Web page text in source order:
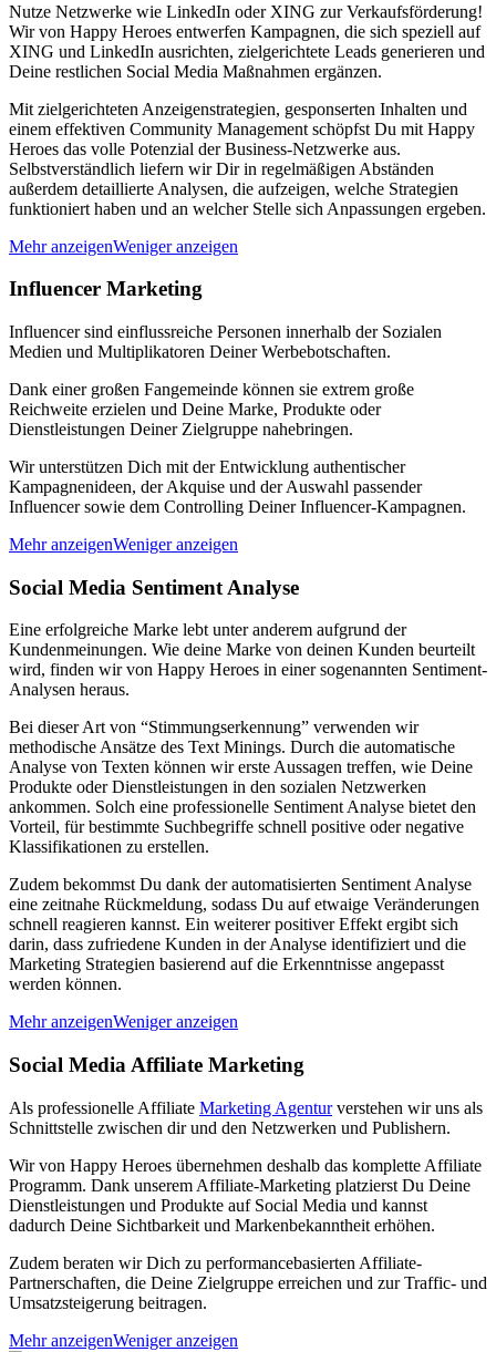
Nutze Netzwerke wie LinkedIn oder XING zur Verkaufsförderung!
Wir von Happy Heroes entwerfen Kampagnen, die sich speziell auf
XING und LinkedIn ausrichten, zielgerichtete Leads generieren und
Deine restlichen Social Media Maßnahmen ergänzen.
Mit zielgerichteten Anzeigenstrategien, gesponserten Inhalten und
einem effektiven Community Management schöpfst Du mit Happy
Heroes das volle Potenzial der Business-Netzwerke aus.
Selbstverständlich liefern wir Dir in regelmäßigen Abständen
außerdem detaillierte Analysen, die aufzeigen, welche Strategien
funktioniert haben und an welcher Stelle sich Anpassungen ergeben.
Mehr anzeigenWeniger anzeigen
Influencer Marketing
Influencer sind einflussreiche Personen innerhalb der Sozialen
Medien und Multiplikatoren Deiner Werbebotschaften.
Dank einer großen Fangemeinde können sie extrem große
Reichweite erzielen und Deine Marke, Produkte oder
Dienstleistungen Deiner Zielgruppe nahebringen.
Wir unterstützen Dich mit der Entwicklung authentischer
Kampagnenideen, der Akquise und der Auswahl passender
Influencer sowie dem Controlling Deiner Influencer-Kampagnen.
Mehr anzeigenWeniger anzeigen
Social Media Sentiment Analyse
Eine erfolgreiche Marke lebt unter anderem aufgrund der
Kundenmeinungen. Wie deine Marke von deinen Kunden beurteilt
wird, finden wir von Happy Heroes in einer sogenannten Sentiment-
Analysen heraus.
Bei dieser Art von “Stimmungserkennung” verwenden wir
methodische Ansätze des Text Minings. Durch die automatische
Analyse von Texten können wir erste Aussagen treffen, wie Deine
Produkte oder Dienstleistungen in den sozialen Netzwerken
ankommen. Solch eine professionelle Sentiment Analyse bietet den
Vorteil, für bestimmte Suchbegriffe schnell positive oder negative
Klassifikationen zu erstellen.
Zudem bekommst Du dank der automatisierten Sentiment Analyse
eine zeitnahe Rückmeldung, sodass Du auf etwaige Veränderungen
schnell reagieren kannst. Ein weiterer positiver Effekt ergibt sich
darin, dass zufriedene Kunden in der Analyse identifiziert und die
Marketing Strategien basierend auf die Erkenntnisse angepasst
werden können.
Mehr anzeigenWeniger anzeigen
Social Media Affiliate Marketing
Als professionelle Affiliate Marketing Agenturverstehen wir uns als
Schnittstelle zwischen dir und den Netzwerken und Publishern.
Wir von Happy Heroes übernehmen deshalb das komplette Affiliate
Programm. Dank unserem Affiliate-Marketing platzierst Du Deine
Dienstleistungen und Produkte auf Social Media und kannst
dadurch Deine Sichtbarkeit und Markenbekanntheit erhöhen.
Zudem beraten wir Dich zu performancebasierten Affiliate-
Partnerschaften, die Deine Zielgruppe erreichen und zur Traffic- und
Umsatzsteigerung beitragen.
Mehr anzeigenWeniger anzeigen